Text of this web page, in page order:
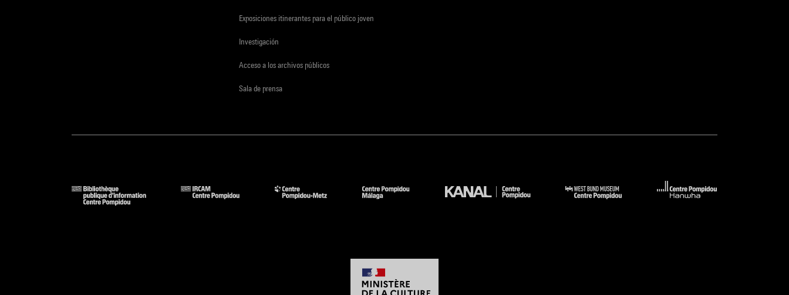
Exposiciones itinerantes para el público joven
Investigación
Acceso a los archivos públicos
Sala de prensa